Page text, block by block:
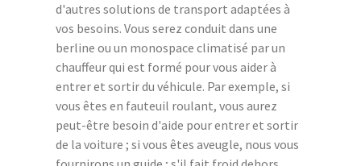
d'autres solutions de transport adaptées à
vos besoins. Vous serez conduit dans une
berline ou un monospace climatisé par un
chauffeur qui est formé pour vous aider à
entrer et sortir du véhicule. Par exemple, si
vous êtes en fauteuil roulant, vous aurez
peut-être besoin d'aide pour entrer et sortir
de la voiture ; si vous êtes aveugle, nous vous